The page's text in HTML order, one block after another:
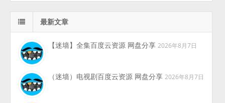
最新文章
【迷墙】全集百度云资源 网盘分享 2026年8月7日
（迷墙）电视剧百度云资源 网盘分享 2026年8月7日